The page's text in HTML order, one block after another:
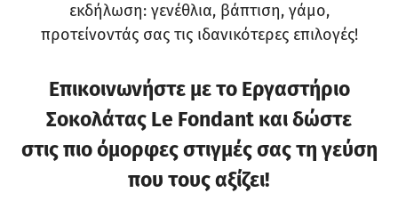
εκδήλωση: γενέθλια, βάπτιση, γάμο,
προτείνοντάς σας τις ιδανικότερες επιλογές!
Επικοινωνήστε με το Εργαστήριο
Σοκολάτας Le Fondant και δώστε
στις πιο όμορφες στιγμές σας τη γεύση
που τους αξίζει!